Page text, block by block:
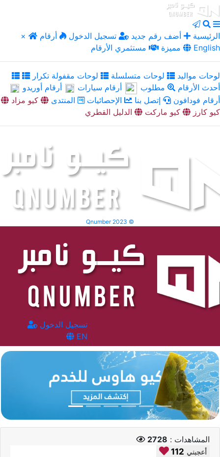
× الرئيسية أضف رقم جديد تسجيل الدخول
أرقام
مميزة
مستثمري الأرقام English
لوحات مواليد لوحات متسلسلة
لوحات مقفولة تكرار
أحدث الأرقام
مطلوب أرقام سيارات
أرقام أوريدو
أرقام فودافون
إتصل بنا الإحصائيات المنتدى
كيو مزاد
كيو كارز
كيو ماركت الدليل القطري
Qnumber 2023 ©
تسجيل الدخول
EN
المشاهدات : 2728
112 أعجبني